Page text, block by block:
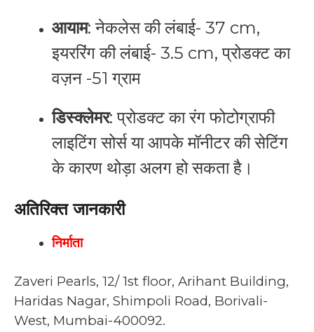
आयाम: नेकलेस की लंबाई- 37 cm,
इयररिंग की लंबाई- 3.5 cm, प्रोडक्ट का
वज़न -51 ग्राम
डिस्क्लेमर: प्रोडक्ट का रंग फोटोग्राफी
लाइटिंग सोर्स या आपके मॉनीटर की सेटिंग
के कारण थोड़ा अलग हो सकता है।
अतिरिक्त जानकारी
निर्माता
Zaveri Pearls, 12/ 1st floor, Arihant Building,
Haridas Nagar, Shimpoli Road, Borivali-
West, Mumbai-400092.